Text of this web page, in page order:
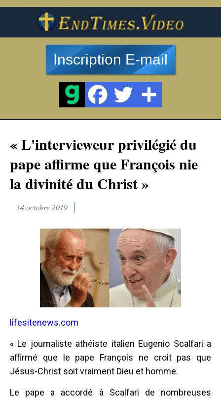
Inscription E-mail
« L'intervieweur privilégié du
pape affirme que François nie
la divinité du Christ »
14 octobre 2019
lifesitenews.com
« Le journaliste athéiste italien Eugenio Scalfari a
affirmé que le pape François ne croit pas que
Jésus-Christ soit vraiment Dieu et homme.
Le pape a accordé à Scalfari de nombreuses